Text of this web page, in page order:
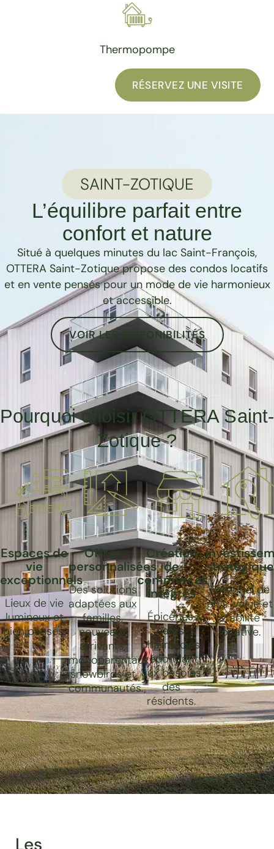
Thermopompe
RÉSERVEZ UNE VISITE
SAINT-ZOTIQUE
L’équilibre parfait entre
confort et nature
Situé à quelques minutes du lac Saint-François,
OTTERA Saint-Zotique propose des condos locatifs
et en vente pensés pour un mode de vie harmonieux
et accessible.
VOIR LES DISPONIBILITÉS
Pourquoi choisir OTTERA Saint-
Zotique ?
Espaces de
vie
exceptionnels
Lieux de vie
lumineux et
bien pensés.
Offres
personnalisées
Des solutions
adaptées aux
familles,
nouveaux
arrivants,
monoparentaux,
snowbirds et
communautés.
Création
de
commerces
intégrés
Épiceries,
cafés,
pharmacies,
répondant
aux besoins
des
résidents.
stratégique
Potentiel de
plus-value et
stabilité
locative.
Les